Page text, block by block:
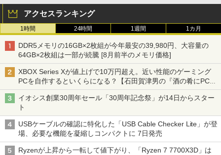
アクセスランキング
1時間 24時間 1週間 1カ月
DDR5メモリの16GB×2枚組が今年最安の39,980円、大容量の
64GB×2枚組は一部が続騰 [8月前半のメモリ価格]
XBOX Series Xが値上げで10万円超え。近い性能のゲーミング
PCを自作するといくらになる？【石田賀津男の『酒の肴にPCゲ
ーム』】
イオシス創業30周年セール「30周年記念祭」が14日からスター
ト
USBケーブルの確認に特化した「USB Cable Checker Lite」が登
場、必要な機能を凝縮しコンパクトに 7日発売
Ryzenが上昇から一転して値下がり、「Ryzen 7 7700X3D」は